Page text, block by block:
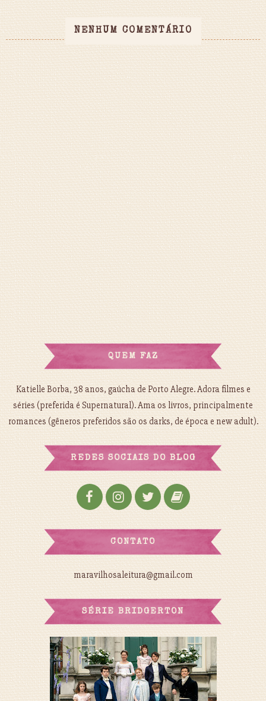
NENHUM COMENTÁRIO
QUEM FAZ
Katielle Borba, 38 anos, gaúcha de Porto Alegre. Adora filmes e
séries (preferida é Supernatural). Ama os livros, principalmente
romances (gêneros preferidos são os darks, de época e new adult).
REDES SOCIAIS DO BLOG
CONTATO
maravilhosaleitura@gmail.com
SÉRIE BRIDGERTON